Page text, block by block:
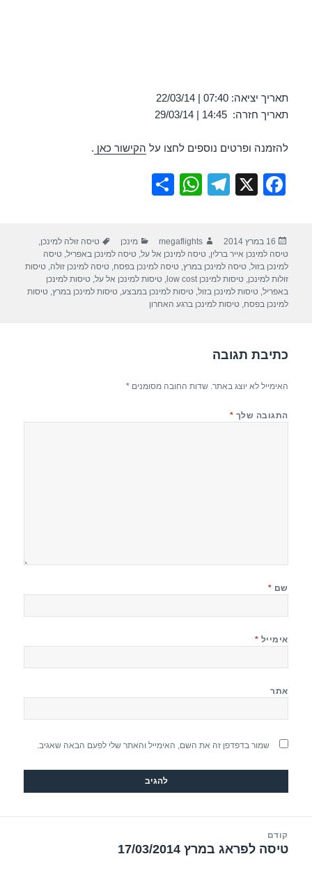
תאריך יציאה: 07:40 | 22/03/14
תאריך חזרה: 14:45 | 29/03/14
להזמנה ופרטים נוספים לחצו על הקישור כאן .
F
e
b
o
X
T
gr
a
m
W
s
A
p
e
פורסם
בתאריך
16 במרץ 2014 מחבר
megaflights קטגוריות
מינכן תגיות
טיסה זולה למינכן,
טיסה למינכן אייר ברלין,טיסה למינכן אל על,טיסה למינכן באפריל,טיסה
למינכן בזול,טיסה למינכן במרץ,טיסה למינכן בפסח,טיסה למינכן זולה,טיסות
זולות למינכן,טיסות למינכן low cost ,טיסות למינכן אל על,טיסות למינכן
באפריל,טיסות למינכן בזול,טיסות למינכן במבצע,טיסות למינכן במרץ,טיסות
למינכן בפסח,טיסות למינכן ברגע האחרון
כתיבת תגובה
האימייל לא יוצג באתר. שדות החובה מסומנים*
התגובה שלך *
שם *
אימייל *
אתר
שמור בדפדפן זה את השם, האימייל והאתר שלי לפעם הבאה שאגיב.
קודם
הפוסט
טיסה לפראג במרץ 17/03/2014